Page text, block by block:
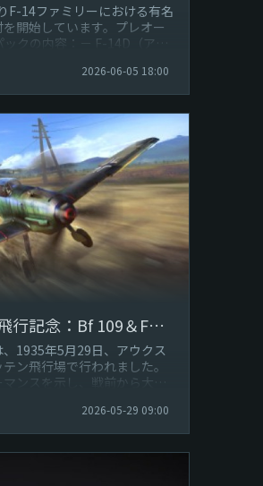
F-14ファミリーにおける有名
開始しています。プレオー
クの内容：－ F-14D（アメ
2026-06-05 18:00
Bf 109＆Fw 190初飛行記念：Bf 109＆Fw 190派生型
1935年5月29日、アウクス
ン飛行場で行われました。
ンスを示し、戦前から大戦
...
2026-05-29 09:00